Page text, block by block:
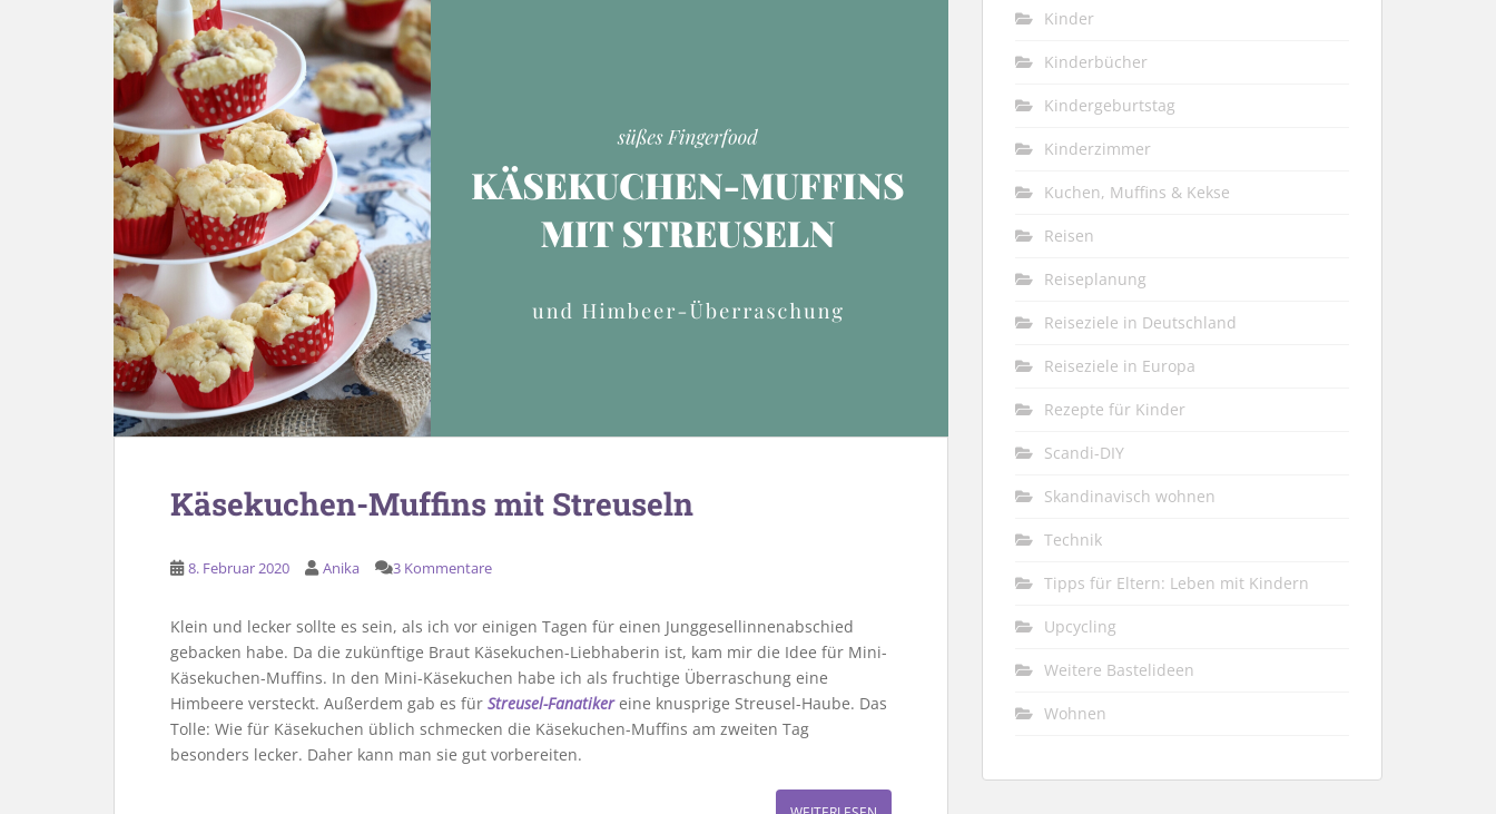
Käsekuchen-Muffins mit Streuseln
8. Februar 2020 Anika 3 Kommentare
Klein und lecker sollte es sein, als ich vor einigen Tagen für einen Junggesellinnenabschied
gebacken habe. Da die zukünftige Braut Käsekuchen-Liebhaberin ist, kam mir die Idee für Mini-
Käsekuchen-Muffins. In den Mini-Käsekuchen habe ich als fruchtige Überraschung eine
Himbeere versteckt. Außerdem gab es für Streusel-Fanatikereine knusprige Streusel-Haube. Das
Tolle: Wie für Käsekuchen üblich schmecken die Käsekuchen-Muffins am zweiten Tag
besonders lecker. Daher kann man sie gut vorbereiten.
Kinder
Kinderbücher
Kindergeburtstag
Kinderzimmer
Kuchen, Muffins & Kekse
Reisen
Reiseplanung
Reiseziele in Deutschland
Reiseziele in Europa
Rezepte für Kinder
Scandi-DIY
Skandinavisch wohnen
Technik
Tipps für Eltern: Leben mit Kindern
Upcycling
Weitere Bastelideen
Wohnen